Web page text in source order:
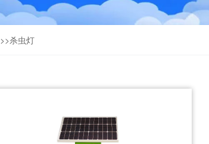
>>杀虫灯